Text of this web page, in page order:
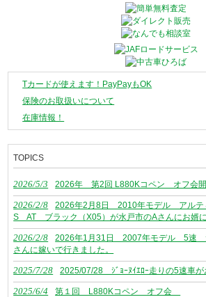
Tカードが使えます！PayPayもOK
保険のお取扱いについて
在庫情報！
TOPICS
2026/5/3 2026年 第2回 L880Kコペン オフ会
2026/2/8
2026年2月8日 2010年モデル アルテ
S AT ブラック（X05）が水戸市のAさんにお婿に
2026/2/8
2026年1月31日 2007年モデル 5速 ｼ
さんに嫁いで行きました。
2025/7/28 2025/07/28 ｼﾞｮｰﾇｲｴﾛｰ走りの5速車が
2025/6/4 第１回 L880Kコペン オフ会